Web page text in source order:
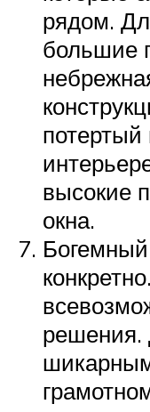
рядом.
большие
потертый
высокие
окна.
решения.